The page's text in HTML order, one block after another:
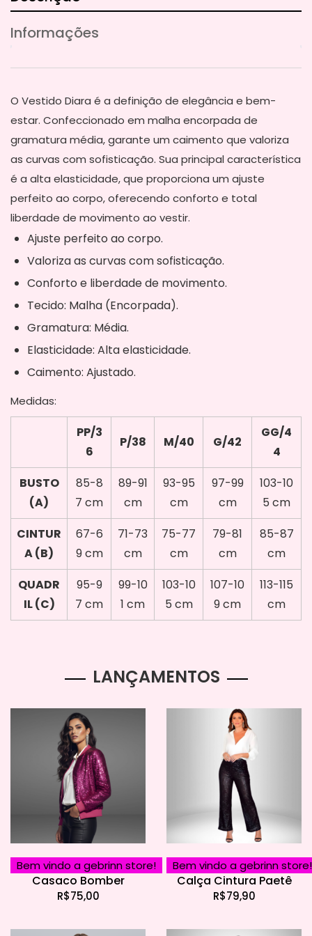
Informações
O Vestido Diara é a definição de elegância e bem-
estar. Confeccionado em malha encorpada de
gramatura média, garante um caimento que valoriza
as curvas com sofisticação. Sua principal característica
é a alta elasticidade, que proporciona um ajuste
perfeito ao corpo, oferecendo conforto e total
liberdade de movimento ao vestir.
Ajuste perfeito ao corpo.
Valoriza as curvas com sofisticação.
Conforto e liberdade de movimento.
Tecido: Malha (Encorpada).
Gramatura: Média.
Elasticidade: Alta elasticidade.
Caimento: Ajustado.
Medidas:
PP/3
6
P/38 M/40 G/42
GG/4
4
BUSTO
(A)
85-8
7 cm
89-91
cm
93-95
cm
97-99
cm
103-10
5 cm
CINTUR
A (B)
67-6
9 cm
71-73
cm
75-77
cm
79-81
cm
85-87
cm
QUADR
IL (C)
95-9
7 cm
99-10
1 cm
103-10
5 cm
107-10
9 cm
113-115
cm
LANÇAMENTOS
Bem vindo a gebrinn store!
Casaco Bomber
R$75,00
Bem vindo a gebrinn store!
Calça Cintura Paetê
R$79,90